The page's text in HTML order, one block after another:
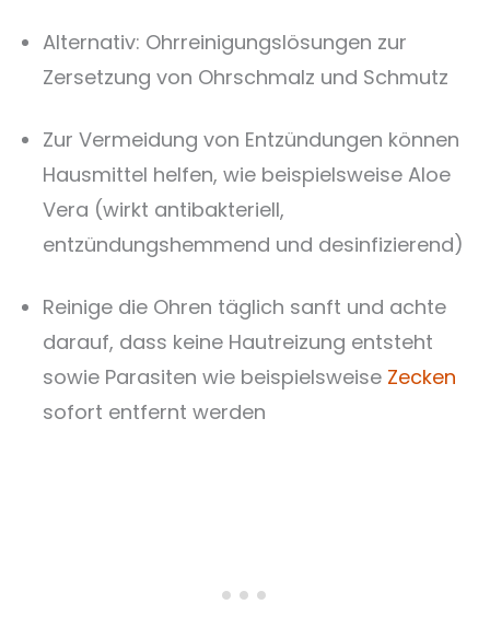
Alternativ: Ohrreinigungslösungen zur
Zersetzung von Ohrschmalz und Schmutz
Zur Vermeidung von Entzündungen können
Hausmittel helfen, wie beispielsweise Aloe
Vera (wirkt antibakteriell,
entzündungshemmend und desinfizierend)
Reinige die Ohren täglich sanft und achte
darauf, dass keine Hautreizung entsteht
sowie Parasiten wie beispielsweise Zecken
sofort entfernt werden